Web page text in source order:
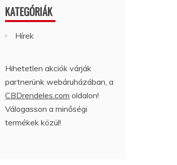
KATEGÓRIÁK
Hírek
Hihetetlen akciók várják
partnerünk webáruházában, a
CBDrendeles.com oldalon!
Válogasson a minőségi
termékek közül!